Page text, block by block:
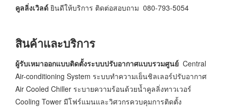
คูลลิ่งเวิลด์ ยินดีให้บริการ ติดต่อสอบถาม 080-793-5054
สินค้าและบริการ
ผู้รับเหมาออกแบบติดตั้งระบบปรับอากาศแบบรวมศูนย์ Central
Air-conditioning System ระบบทำความเย็นชิลเลอร์ปรับอากาศ
Air Cooled Chiller ระบายความร้อนด้วยน้ำคูลลิ่งทาวเวอร์
Cooling Tower มีโฟร์แมนและวิศวกรควบคุมการติดตั้ง